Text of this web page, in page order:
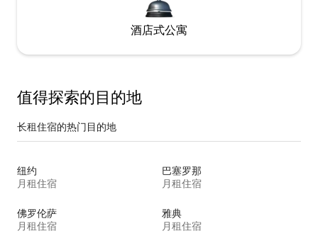
酒店式公寓
值得探索的目的地
长租住宿的热门目的地
纽约
月租住宿
巴塞罗那
月租住宿
佛罗伦萨
月租住宿
雅典
月租住宿